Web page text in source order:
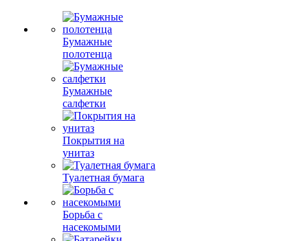
Бумажные
полотенца
Бумажные
салфетки
Покрытия на
унитаз
Туалетная бумага
Борьба с
насекомыми